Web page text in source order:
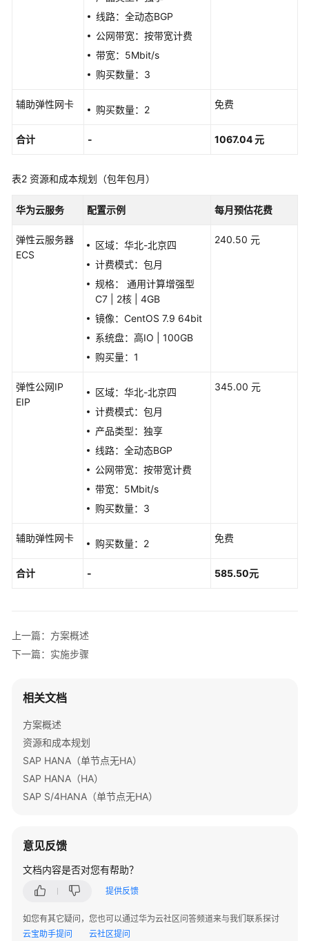
库
云
用
器
上
云
上
云
论
快
构
Java
web
环
境
基
于
WordPress
个
网
快
速
线路：全动态BGP
公网带宽：按带宽计费
带宽：5Mbit/s
购买数量：3
辅助弹性网卡 购买数量：2 免费
合计 - 1067.04 元
表2 资源和成本规划（包年包月）
华为云服务 配置示例 每月预估花费
弹性云服务器
ECS
区域：华北-北京四
计费模式：包月
规格： 通用计算增强型
C7 | 2核 | 4GB
镜像：CentOS 7.9 64bit
系统盘：高IO | 100GB
购买量：1
240.50 元
弹性公网IP
EIP
区域：华北-北京四
计费模式：包月
产品类型：独享
线路：全动态BGP
公网带宽：按带宽计费
带宽：5Mbit/s
购买数量：3
345.00 元
辅助弹性网卡 购买数量：2 免费
合计 - 585.50元
上一篇：方案概述
下一篇：实施步骤
相关文档
方案概述
资源和成本规划
SAP HANA（单节点无HA）
SAP HANA（HA）
SAP S/4HANA（单节点无HA）
意见反馈
文档内容是否对您有帮助？
提供反馈
如您有其它疑问，您也可以通过华为云社区问答频道来与我们联系探讨
云宝助手提问
云社区提问